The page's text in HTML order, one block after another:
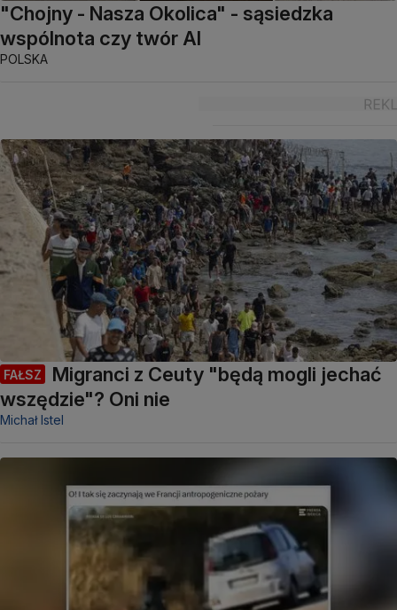
"Chojny - Nasza Okolica" - sąsiedzka
wspólnota czy twór AI
POLSKA
FAŁSZ
Migranci z Ceuty "będą mogli jechać
wszędzie"? Oni nie
Michał Istel